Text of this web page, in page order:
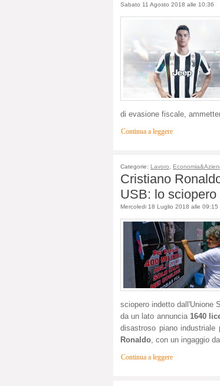
Sabato 11 Agosto 2018 alle 10:36
di evasione fiscale,
Continua a leggere
Categorie: Lavoro
Cristiano
USB: lo
Mercoledi 18 Luglio 2018 alle 09:15
sciopero indetto dall'Unione
da un lato annuncia 1640
disastroso piano
Ronaldo, con un ingaggio
Continua a leggere